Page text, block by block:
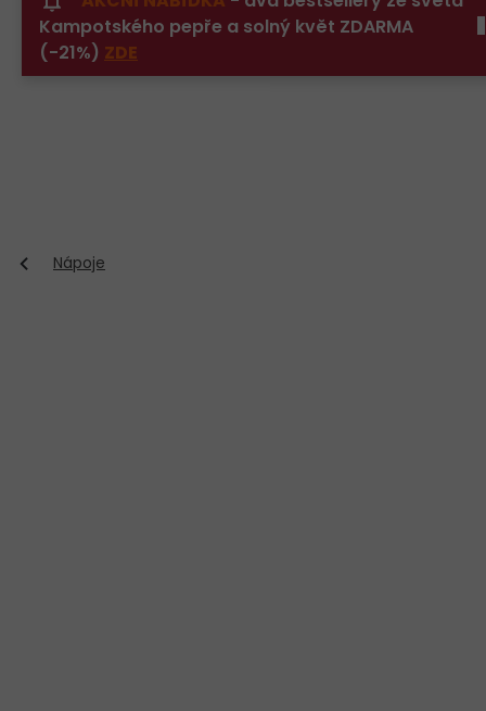
obsah
Kampotského pepře a solný květ ZDARMA
(-21%) ZDE
Nápoje